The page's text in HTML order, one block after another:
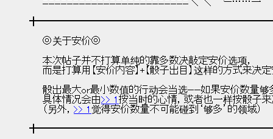
ﾆﾆﾆﾆﾆﾆﾆﾆﾆﾆﾆﾆﾆﾆﾆﾆﾆﾆﾆﾆﾆﾆﾆﾆ＼ ＼　｀ー……一
◎关于安价◎
本次帖子并不打算单纯的靠多数决敲定安价选项，
而是打算用【安价内容】+【骰子出目】这样的方式来决定
骰出最大or最小数值的行动会当选——如果安价数量够
具体情况会由>> 1 按当时的心情，或者也一样按骰子来
（另外， >> 1 觉得安价数量不可能碰到‘够多’的领域）